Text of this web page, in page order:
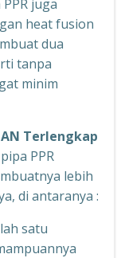
juga
heat fusion
dua
tanpa
minim
Terlengkap
PPR
lebih
di antaranya :
satu